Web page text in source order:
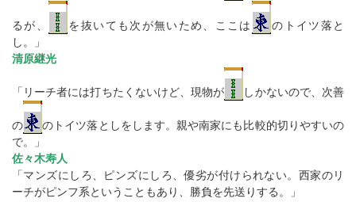
るが、 を抜いても次が無いため、ここは
のトイツ落と
し。」
清原継光
「リーチ者には打ちたくないけど、現物が しかないので、次善
の
のトイツ落としをします。親や南家にも比較的切りやすいの
で。」
佐々木寿人
「マンズにしろ、ピンズにしろ、優劣が付けられない。西家のリ
ーチがピンフ系ということもあり、勝負を先送りする。」